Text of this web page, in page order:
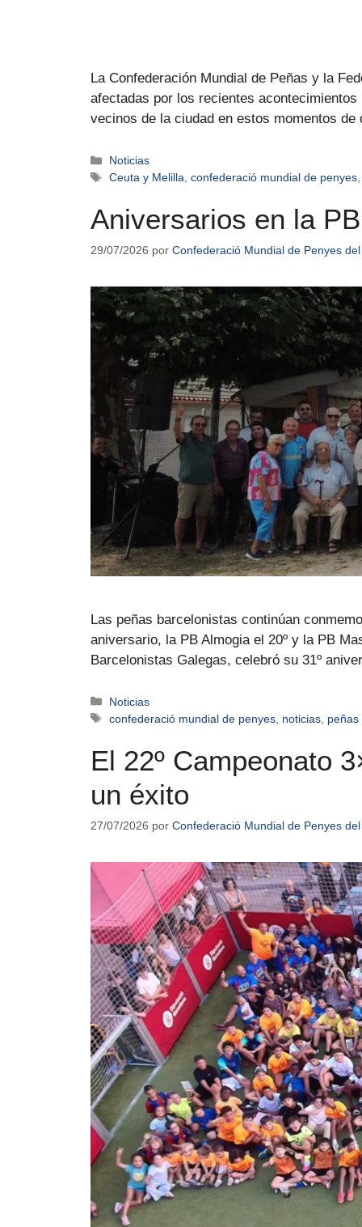
La Confederación Mundial de Peñas y la
afectadas por los recientes
vecinos de la ciudad en estos momentos
Noticias
Ceuta y Melilla ,confederació mundial de penyes
Aniversarios en la
29/07/2026 por Confederació Mundial de Penyes
Las peñas barcelonistas continúan
aniversario, la PB Almogia el 20º y la PB
Barcelonistas Galegas, celebró su 31º
Noticias
confederació mundial de penyes noticias peñas
El 22º Campeonato
un éxito
27/07/2026 por Confederació Mundial de Penyes